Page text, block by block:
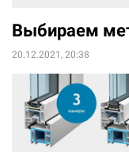
Выбираем
20.12.2021, 20:38